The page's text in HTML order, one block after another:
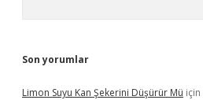
Son yorumlar
Limon Suyu Kan Şekerini Düşürür Mü için